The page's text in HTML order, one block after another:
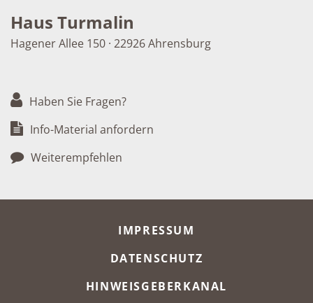
Haus Turmalin
Hagener Allee 150 · 22926 Ahrensburg
Haben Sie Fragen?
Info-Material anfordern
Weiterempfehlen
IMPRESSUM
DATENSCHUTZ
HINWEISGEBERKANAL